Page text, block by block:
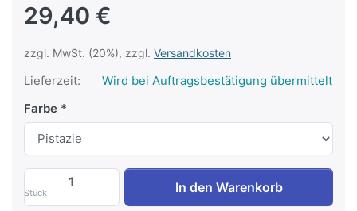
29,40 €
zzgl. MwSt. (20%), zzgl. Versandkosten
Lieferzeit:
Wird bei Auftragsbestätigung übermittelt
Farbe
Stück
Halbrolle 60 x 19 x 9 cm Premium, MD
In den Warenkorb